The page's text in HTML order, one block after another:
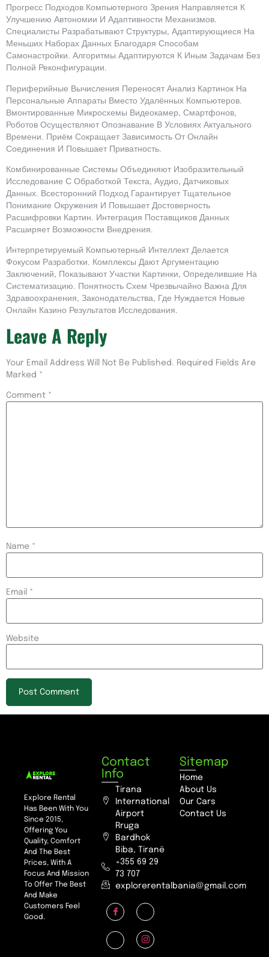
Прогресс Подходов Компьютерного Зрения Направляется К
Улучшению Автономии И Адаптивности Механизмов.
Специалисты Разрабатывают Структуры, Адаптирующиеся На
Меньших Наборах Данных Благодаря Способам
Самонастройки. Алгоритмы Адаптируются К Иным Задачам Без
Полной Реконфигурации.
Периферийные Вычисления Переносят Анализ Картинок На
Персональные Аппараты Вместо Удалённых Компьютеров.
Вмонтированные Микросхемы Видеокамер, Смартфонов,
Роботов Осуществляют Опознавание В Условиях Актуального
Времени. Приём Сокращает Зависимость От Онлайн
Соединения И Повышает Приватность.
Комбинированные Системы Объединяют Изобразительный
Исследование С Обработкой Текста, Аудио, Датчиковых
Данных. Всесторонний Подход Гарантирует Тщательное
Понимание Окружения И Повышает Достоверность
Расшифровки Картин. Интеграция Поставщиков Данных
Расширяет Возможности Внедрения.
Интерпретируемый Компьютерный Интеллект Делается
Фокусом Разработки. Комплексы Дают Аргументацию
Заключений, Показывают Участки Картинки, Определившие На
Систематизацию. Понятность Схем Чрезвычайно Важна Для
Здравоохранения, Законодательства, Где Нуждается Новые
Онлайн Казино Результатов Исследования.
Leave A Reply
Your Email Address Will Not Be Published. Required Fields Are
Marked *
Comment *
Name *
Email *
Website
Explore Rental
Has Been With You
Since 2015,
Offering You
Quality, Comfort
And The Best
Prices, With A
Focus And Mission
To Offer The Best
And Make
Customers Feel
Good.
Contact
Info
Tirana
International
Airport
Rruga
Bardhok
Biba, Tiranë
+355 69 29
73 707
explorerentalbania@gmail.com
Sitemap
Home
About Us
Our Cars
Contact Us